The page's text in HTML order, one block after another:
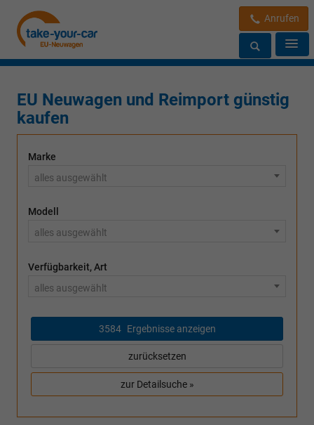
Anrufen
EU Neuwagen und Reimport günstig
kaufen
Marke
alles ausgewählt
Modell
alles ausgewählt
Verfügbarkeit, Art
alles ausgewählt
3584 Ergebnisse anzeigen
zurücksetzen
zur Detailsuche »